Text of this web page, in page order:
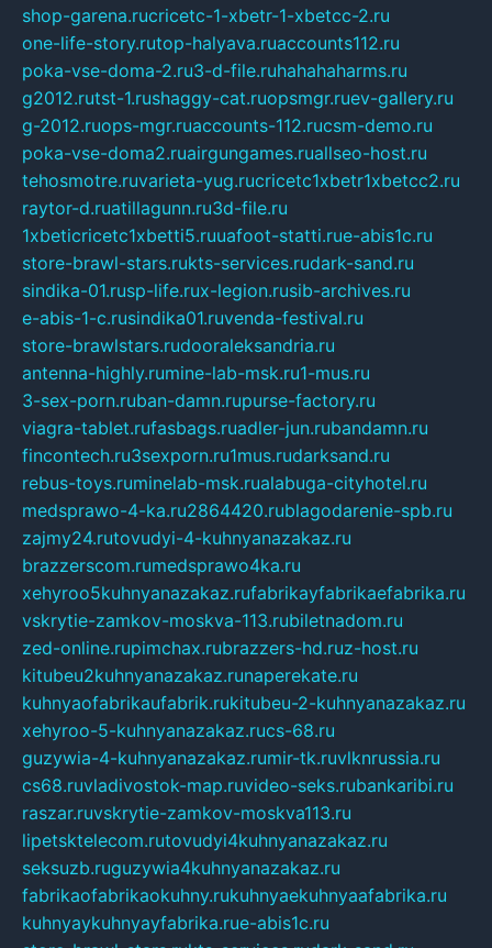
shop-garena.rucricetc-1-xbetr-1-xbetcc-2.ru
one-life-story.rutop-halyava.ruaccounts112.ru
poka-vse-doma-2.ru3-d-file.ruhahahaharms.ru
g2012.rutst-1.rushaggy-cat.ruopsmgr.ruev-gallery.ru
g-2012.ruops-mgr.ruaccounts-112.rucsm-demo.ru
poka-vse-doma2.ruairgungames.ruallseo-host.ru
tehosmotre.ruvarieta-yug.rucricetc1xbetr1xbetcc2.ru
raytor-d.ruatillagunn.ru3d-file.ru
1xbeticricetc1xbetti5.ruuafoot-statti.rue-abis1c.ru
store-brawl-stars.rukts-services.rudark-sand.ru
sindika-01.rusp-life.rux-legion.rusib-archives.ru
e-abis-1-c.rusindika01.ruvenda-festival.ru
store-brawlstars.rudooraleksandria.ru
antenna-highly.rumine-lab-msk.ru1-mus.ru
3-sex-porn.ruban-damn.rupurse-factory.ru
viagra-tablet.rufasbags.ruadler-jun.rubandamn.ru
fincontech.ru3sexporn.ru1mus.rudarksand.ru
rebus-toys.ruminelab-msk.rualabuga-cityhotel.ru
medsprawo-4-ka.ru2864420.rublagodarenie-spb.ru
zajmy24.rutovudyi-4-kuhnyanazakaz.ru
brazzerscom.rumedsprawo4ka.ru
xehyroo5kuhnyanazakaz.rufabrikayfabrikaefabrika.ru
vskrytie-zamkov-moskva-113.rubiletnadom.ru
zed-online.rupimchax.rubrazzers-hd.ruz-host.ru
kitubeu2kuhnyanazakaz.runaperekate.ru
kuhnyaofabrikaufabrik.rukitubeu-2-kuhnyanazakaz.ru
xehyroo-5-kuhnyanazakaz.rucs-68.ru
guzywia-4-kuhnyanazakaz.rumir-tk.ruvlknrussia.ru
cs68.ruvladivostok-map.ruvideo-seks.rubankaribi.ru
raszar.ruvskrytie-zamkov-moskva113.ru
lipetsktelecom.rutovudyi4kuhnyanazakaz.ru
seksuzb.ruguzywia4kuhnyanazakaz.ru
fabrikaofabrikaokuhny.rukuhnyaekuhnyaafabrika.ru
kuhnyaykuhnyayfabrika.rue-abis1c.ru